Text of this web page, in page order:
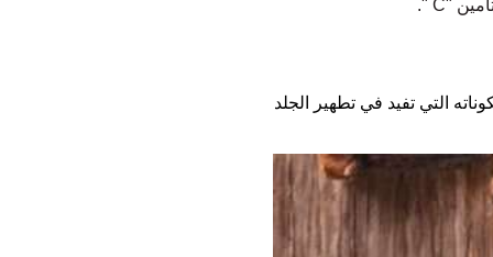
التي تفيد في تطهير الجلد